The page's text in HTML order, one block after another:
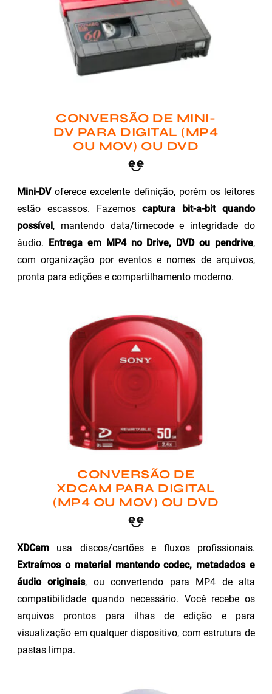
CONVERSÃO DE MINI-
DV PARA DIGITAL (MP4
OU MOV) OU DVD
Mini-DVoferece excelente definição, porém os leitores
estão escassos. Fazemoscaptura bit-a-bit quando
possível, mantendo data/timecode e integridade do
áudio. Entrega em MP4 no Drive, DVD ou pendrive,
com organização por eventos e nomes de arquivos,
pronta para edições e compartilhamento moderno.
CONVERSÃO DE
XDCAM PARA DIGITAL
(MP4 OU MOV) OU DVD
XDCam usa discos/cartões e fluxos profissionais.
Extraímos o material mantendo codec, metadados e
áudio originais, ou convertendo para MP4 de alta
compatibilidade quando necessário. Você recebe os
arquivos prontos para ilhas de edição e para
visualização em qualquer dispositivo, com estrutura de
pastas limpa.